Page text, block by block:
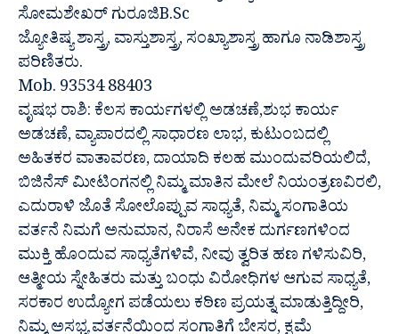
ಸೋಮಶೇಖರ್ ಗುರೂಜಿB.Sc
ಜ್ಯೋತಿಷ್ಯ ಶಾಸ್ತ್ರ, ವಾಸ್ತುಶಾಸ್ತ್ರ, ಸಂಖ್ಯಾಶಾಸ್ತ್ರ ಹಾಗೂ ನಾಡಿಶಾಸ್ತ್ರ
ಪರಿಣಿತರು.
Mob. 93534 88403
ವೃಷಭ ರಾಶಿ: ಕೆಲಸ ಕಾರ್ಯಗಳಲ್ಲಿ ಅಡಚಣೆ,ಶುಭ ಕಾರ್ಯ
ಅಡಚಣೆ, ವ್ಯಾಪಾರದಲ್ಲಿ ಸಾಧಾರಣ ಲಾಭ, ಕುಟುಂಬದಲ್ಲಿ
ಅಹಿತಕರ ವಾತಾವರಣ, ದಾಯಾದಿ ಕಲಹ ಮುಂದುವರಿಯಲಿದೆ,
ಬಿಜಿನೆಸ್ ಮೀಟಿಂಗನಲ್ಲಿ ನಿಮ್ಮ ಮಾತಿನ ಮೇಲೆ ನಿಯಂತ್ರಣವಿರಲಿ,
ಎದುರಾಳಿ ಜೊತೆ ಸೋಲೊಪ್ಪುವ ಸಾಧ್ಯತೆ, ನಿಮ್ಮ ಸಂಗಾತಿಯ
ವರ್ತನೆ ನಿಮಗೆ ಅನುಮಾನ, ನಿರಾಸೆ ಅನೇಕ ದುರ್ಗಣಗಳಿಂದ
ಮುಕ್ತಿ ಹೊಂದುವ ಸಾಧ್ಯತೆಗಳಿವೆ, ನೀವು ತ್ವರಿತ ಹಣ ಗಳಿಸುವಿರಿ,
ಆತ್ಮೀಯ ಸ್ನೇಹಿತರು ಮತ್ತು ಬಂಧು ವಿರೋಧಿಗಳ ಆಗುವ ಸಾಧ್ಯತೆ,
ಸರಕಾರ ಉದ್ಯೋಗ ಪಡೆಯಲು ಕಠಿಣ ಪ್ರಯತ್ನ ಮಾಡುತ್ತಿದ್ದೀರಿ,